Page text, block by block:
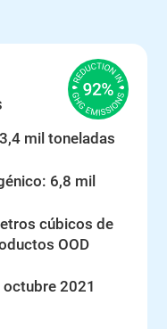
mil toneladas
6,8 mil
cúbicos de
OOD
2021